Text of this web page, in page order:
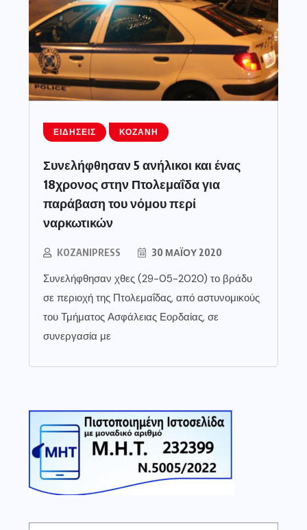
ΕΙΔΉΣΕΙΣ ΚΟΖΆΝΗ
Συνελήφθησαν 5 ανήλικοι και ένας
18χρονος στην Πτολεμαΐδα για
παράβαση του νόμου περί
ναρκωτικών
KOZANIPRESS 30 ΜΑΪ́ΟΥ 2020
Συνελήφθησαν χθες (29-05-2020) το βράδυ
σε περιοχή της Πτολεμαΐδας, από αστυνομικούς
του Τμήματος Ασφάλειας Εορδαίας, σε
συνεργασία με